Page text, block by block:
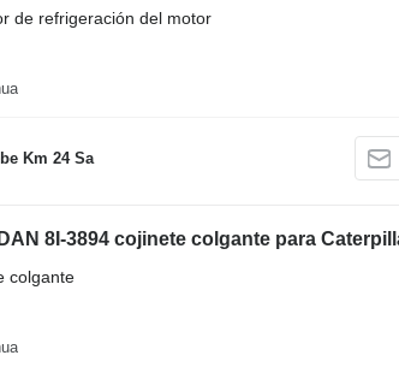
de refrigeración del motor
Km 24 Sa
colgante